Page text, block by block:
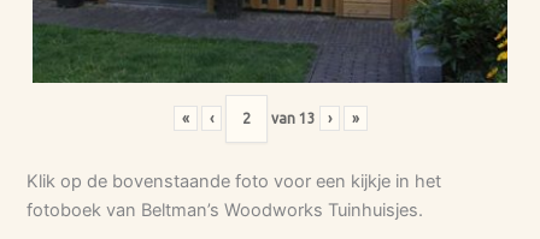
« ‹ van 13 › »
Klik op de bovenstaande foto voor een kijkje in het
fotoboek van Beltman’s Woodworks Tuinhuisjes.